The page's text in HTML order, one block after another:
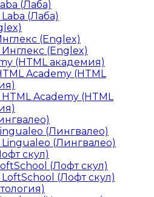
(Лаба)
(Лаба)
(Englex)
(Englex)
(HTML академия)
Academy (HTML
Academy (HTML
(Лингвалео)
(Лингвалео)
скул)
(Лофт скул)
(Лофт скул)